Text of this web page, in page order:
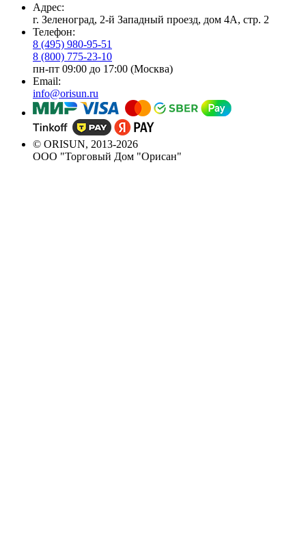
Адрес:
г. Зеленоград, 2-й Западный проезд, дом 4А, стр. 2
Телефон:
8 (495) 980-95-51
8 (800) 775-23-10
пн-пт 09:00 до 17:00 (Москва)
Email:
info@orisun.ru
© ORISUN, 2013-2026
ООО "Торговый Дом "Орисан"